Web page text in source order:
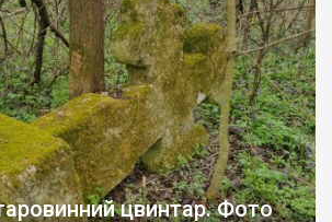
цвинтар. Фото